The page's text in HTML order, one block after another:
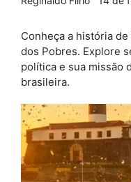
Conheça a história
dos Pobres. Explore
política e sua missão
brasileira.